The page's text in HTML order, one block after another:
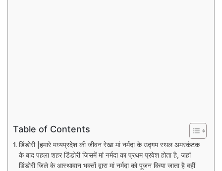
Table of Contents
डिंडोरी |हमारे मध्यप्रदेश की जीवन रेखा मां नर्मदा के उद्गम स्थल अमरकंटक
के बाद पहला शहर डिंडोरी जिसमें मां नर्मदा का प्रथम प्रवेश होता है, जहां
डिंडोरी जिले के आस्थावान भक्तों द्वारा मां नर्मदा को पूजन किया जाता है वहीं